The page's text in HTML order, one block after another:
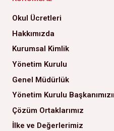
Okul Ücretleri
Hakkımızda
Kurumsal Kimlik
Yönetim Kurulu
Genel Müdürlük
Yönetim Kurulu
Çözüm Ortaklarımız
İlke ve Değerlerimiz